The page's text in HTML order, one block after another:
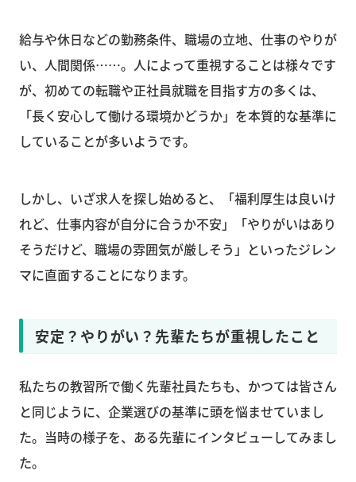
給与や休日などの勤務条件、職場の立地、仕事のやりが
い、人間関係……。人によって重視することは様々です
が、初めての転職や正社員就職を目指す方の多くは、
「長く安心して働ける環境かどうか」を本質的な基準に
していることが多いようです。
しかし、いざ求人を探し始めると、「福利厚生は良いけ
れど、仕事内容が自分に合うか不安」「やりがいはあり
そうだけど、職場の雰囲気が厳しそう」といったジレン
マに直面することになります。
安定？やりがい？先輩たちが重視したこと
私たちの教習所で働く先輩社員たちも、かつては皆さん
と同じように、企業選びの基準に頭を悩ませていまし
た。当時の様子を、ある先輩にインタビューしてみまし
た。